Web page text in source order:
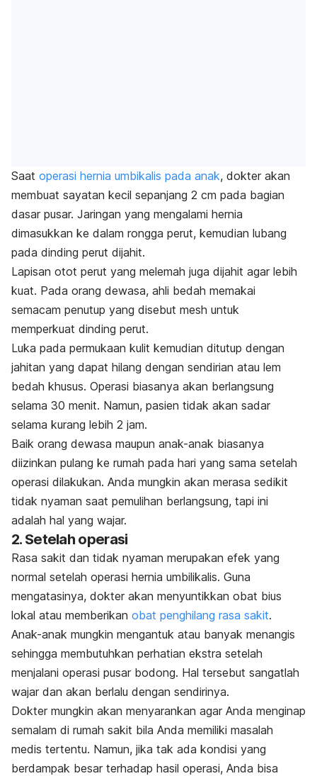
Saat operasi hernia umbikalis pada anak, dokter akan
membuat sayatan kecil sepanjang 2 cm pada bagian
dasar pusar. Jaringan yang mengalami hernia
dimasukkan ke dalam rongga perut, kemudian lubang
pada dinding perut dijahit.
Lapisan otot perut yang melemah juga dijahit agar lebih
kuat. Pada orang dewasa, ahli bedah memakai
semacam penutup yang disebut mesh untuk
memperkuat dinding perut.
Luka pada permukaan kulit kemudian ditutup dengan
jahitan yang dapat hilang dengan sendirian atau lem
bedah khusus. Operasi biasanya akan berlangsung
selama 30 menit. Namun, pasien tidak akan sadar
selama kurang lebih 2 jam.
Baik orang dewasa maupun anak-anak biasanya
diizinkan pulang ke rumah pada hari yang sama setelah
operasi dilakukan. Anda mungkin akan merasa sedikit
tidak nyaman saat pemulihan berlangsung, tapi ini
adalah hal yang wajar.
2. Setelah operasi
Rasa sakit dan tidak nyaman merupakan efek yang
normal setelah operasi hernia umbilikalis. Guna
mengatasinya, dokter akan menyuntikkan obat bius
lokal atau memberikan obat penghilang rasa sakit.
Anak-anak mungkin mengantuk atau banyak menangis
sehingga membutuhkan perhatian ekstra setelah
menjalani operasi pusar bodong. Hal tersebut sangatlah
wajar dan akan berlalu dengan sendirinya.
Dokter mungkin akan menyarankan agar Anda menginap
semalam di rumah sakit bila Anda memiliki masalah
medis tertentu. Namun, jika tak ada kondisi yang
berdampak besar terhadap hasil operasi, Anda bisa